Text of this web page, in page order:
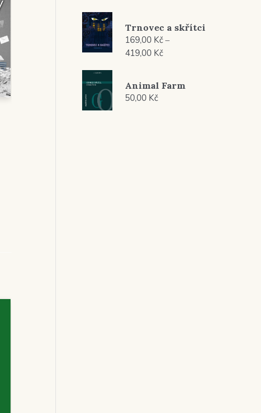
Trnovec a skřítci
169,00 Kč–
419,00 KčRozpětí
až
Animal Farm
50,00 Kč